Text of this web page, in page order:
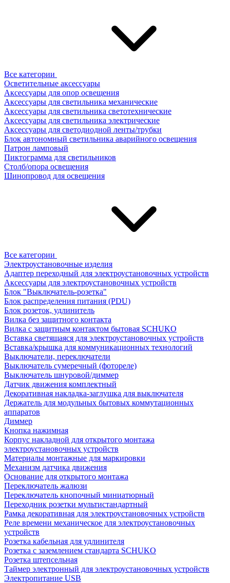
Все категории
Осветительные аксессуары
Аксессуары для опор освещения
Аксессуары для светильника механические
Аксессуары для светильника светотехнические
Аксессуары для светильника электрические
Аксессуары для светодиодной ленты/трубки
Блок автономный светильника аварийного освещения
Патрон ламповый
Пиктограмма для светильников
Столб/опора освещения
Шинопровод для освещения
Все категории
Электроустановочные изделия
Адаптер переходный для электроустановочных устройств
Аксессуары для электроустановочных устройств
Блок "Выключатель-розетка"
Блок распределения питания (PDU)
Блок розеток, удлинитель
Вилка без защитного контакта
Вилка с защитным контактом бытовая SCHUKO
Вставка светящаяся для электроустановочных устройств
Вставка/крышка для коммуникационных технологий
Выключатели, переключатели
Выключатель сумеречный (фотореле)
Выключатель шнуровой/диммер
Датчик движения комплектный
Декоративная накладка-заглушка для выключателя
Держатель для модульных бытовых коммутационных
аппаратов
Диммер
Кнопка нажимная
Корпус накладной для открытого монтажа
электроустановочных устройств
Материалы монтажные для маркировки
Механизм датчика движения
Основание для открытого монтажа
Переключатель жалюзи
Переключатель кнопочный миниатюрный
Переходник розетки мультистандартный
Рамка декоративная для электроустановочных устройств
Реле времени механическое для электроустановочных
устройств
Розетка кабельная для удлинителя
Розетка с заземлением стандарта SCHUKO
Розетка штепсельная
Таймер электронный для электроустановочных устройств
Электропитание USB